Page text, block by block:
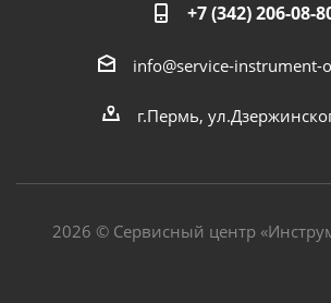
+7 (342) 206-08-
info@service-instrument-
г.Пермь,
2026 © Сервисный центр